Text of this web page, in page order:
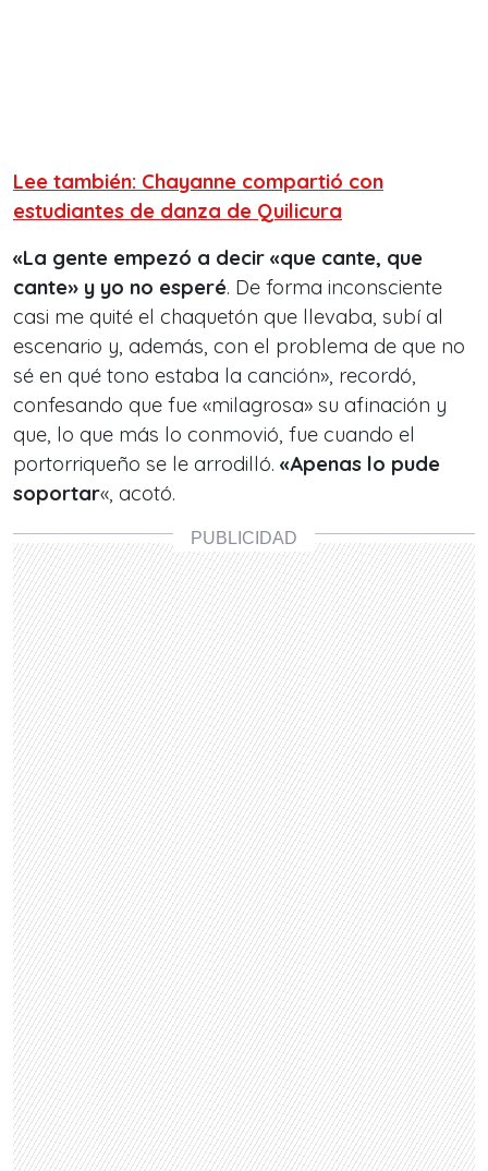
Lee también: Chayanne compartió con
estudiantes de danza de Quilicura
«La gente empezó a decir «que cante, que
cante» y yo no esperé. De forma inconsciente
casi me quité el chaquetón que llevaba, subí al
escenario y, además, con el problema de que no
sé en qué tono estaba la canción», recordó,
confesando que fue «milagrosa» su afinación y
que, lo que más lo conmovió, fue cuando el
portorriqueño se le arrodilló. «Apenas lo pude
soportar«, acotó.